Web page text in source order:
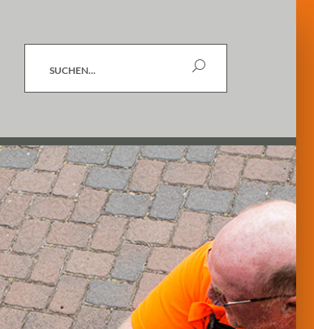
Suchen